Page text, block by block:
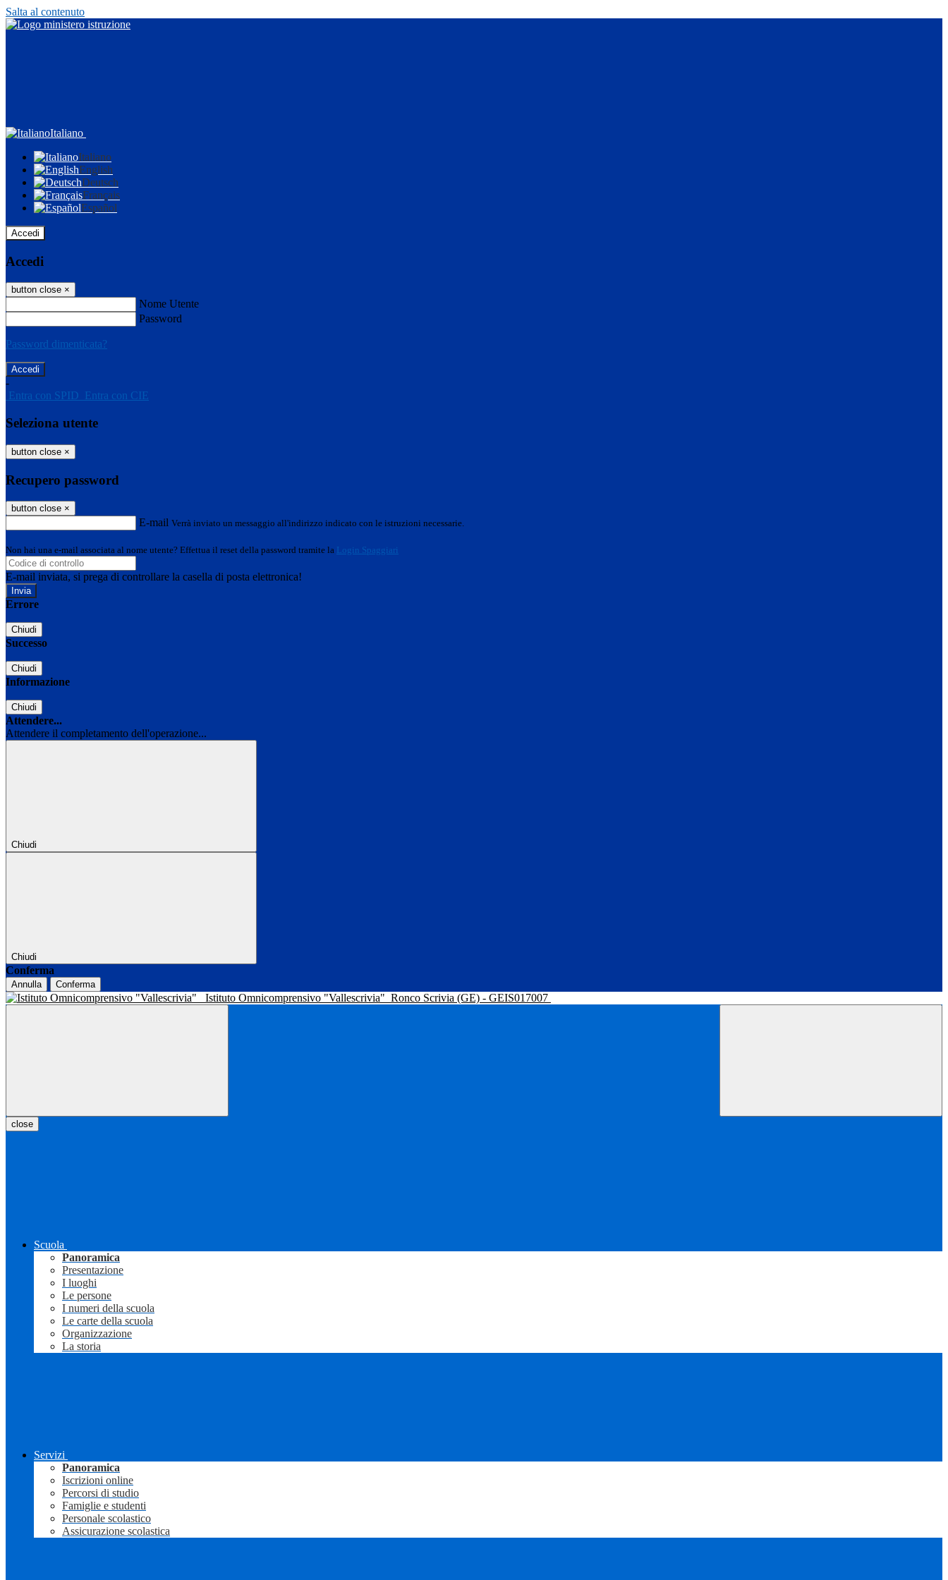
Salta al contenuto
Italiano
Italiano
English
Deutsch
Français
Español
Accedi
Accedi
button close ×
Nome Utente
Password
Password dimenticata?
-
Entra con SPID Entra con CIE
Seleziona utente
button close ×
Recupero password
button close ×
E-mail Verrà inviato un messaggio all'indirizzo indicato con le istruzioni necessarie.
Non hai una e-mail associata al nome utente? Effettua il reset della password tramite la Login Spaggiari
E-mail inviata, si prega di controllare la casella di posta elettronica!
Errore
Chiudi
Successo
Chiudi
Informazione
Chiudi
Attendere...
Attendere il completamento dell'operazione...
Chiudi
Chiudi
Conferma
Annulla Conferma
Istituto Omnicomprensivo "Vallescrivia" Ronco Scrivia (GE) - GEIS017007
close
Scuola
Panoramica
Presentazione
I luoghi
Le persone
I numeri della scuola
Le carte della scuola
Organizzazione
La storia
Servizi
Panoramica
Iscrizioni online
Percorsi di studio
Famiglie e studenti
Personale scolastico
Assicurazione scolastica